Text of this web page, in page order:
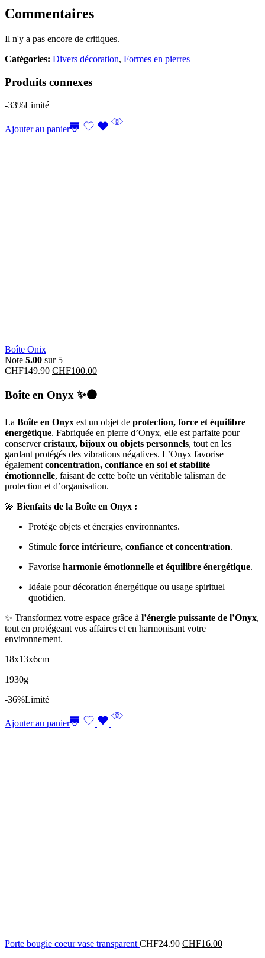
Commentaires
Il n'y a pas encore de critiques.
Catégories: Divers décoration, Formes en pierres
Produits connexes
-33%Limité
Ajouter au panier
Boîte Onix
Note 5.00 sur 5
CHF149.90 CHF100.00
Boîte en Onyx ✨⚫
La Boîte en Onyx est un objet de protection, force et équilibre
énergétique. Fabriquée en pierre d’Onyx, elle est parfaite pour
conservercristaux, bijoux ou objets personnels, tout en les
gardant protégés des vibrations négatives. L’Onyx favorise
également concentration, confiance en soi et stabilité
émotionnelle, faisant de cette boîte un véritable talisman de
protection et d’organisation.
💫 Bienfaits de la Boîte en Onyx :
Protège objets et énergies environnantes.
Stimule force intérieure, confiance et concentration.
Favorise harmonie émotionnelle et équilibre énergétique.
Idéale pour décoration énergétique ou usage spirituel
quotidien.
✨ Transformez votre espace grâce à l’énergie puissante de l’Onyx,
tout en protégeant vos affaires et en harmonisant votre
environnement.
18x13x6cm
1930g
-36%Limité
Ajouter au panier
Porte bougie coeur vase transparent CHF24.90 CHF16.00